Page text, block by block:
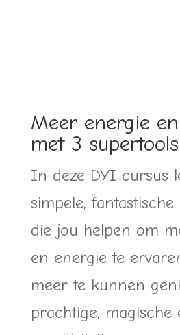
Meer energie
met 3 supertools
In deze DYI cursus
simpele,
die jou helpen om
en energie te
meer te kunnen
prachtige, magische